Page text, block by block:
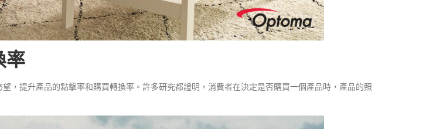
率
，提升產品的點擊率和購買轉換率。許多研究都證明，消費者在決定是否購買一個產品時，產品的照